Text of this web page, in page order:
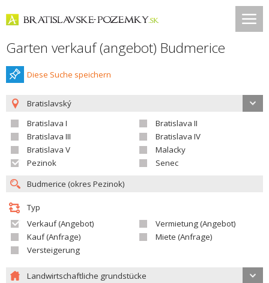
Garten verkauf (angebot) Budmerice
Diese Suche speichern
Bratislavský
Bratislava I
Bratislava II
Bratislava III
Bratislava IV
Bratislava V
Malacky
Pezinok
Senec
Typ
Verkauf (Angebot)
Vermietung (Angebot)
Kauf (Anfrage)
Miete (Anfrage)
Versteigerung
Landwirtschaftliche grundstücke